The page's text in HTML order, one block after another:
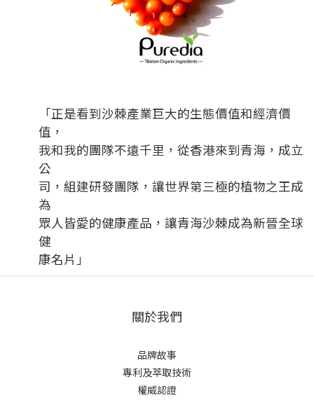
「正是看到沙棘產業巨大的生態價值和經濟價
值，
我和我的團隊不遠千里，從香港來到青海，成立
公
司，組建研發團隊，讓世界第三極的植物之王成
為
眾人皆愛的健康產品，讓青海沙棘成為新晉全球
健
康名片」
關於我們
品牌故事
專利及萃取技術
權威認證